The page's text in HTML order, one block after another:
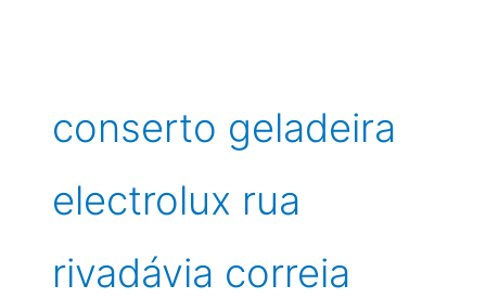
conserto geladeira
electrolux rua
rivadávia correia